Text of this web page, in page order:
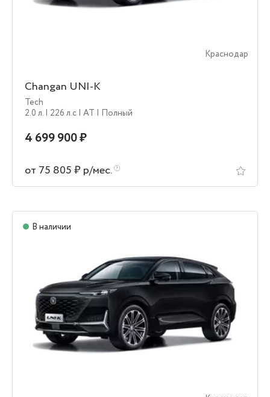
Краснодар
Changan UNI-K
Tech
2.0 л. | 226 л.c | AT | Полный
4 699 900 ₽
от 75 805 ₽ р/мес.
В наличии